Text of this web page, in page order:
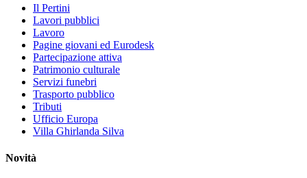
Il Pertini
Lavori pubblici
Lavoro
Pagine giovani ed Eurodesk
Partecipazione attiva
Patrimonio culturale
Servizi funebri
Trasporto pubblico
Tributi
Ufficio Europa
Villa Ghirlanda Silva
Novità